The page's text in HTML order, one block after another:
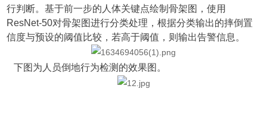
行判断。基于前一步的人体关键点绘制骨架图，使用
ResNet-50对骨架图进行分类处理，根据分类输出的摔倒置
信度与预设的阈值比较，若高于阈值，则输出告警信息。
下图为人员倒地行为检测的效果图。